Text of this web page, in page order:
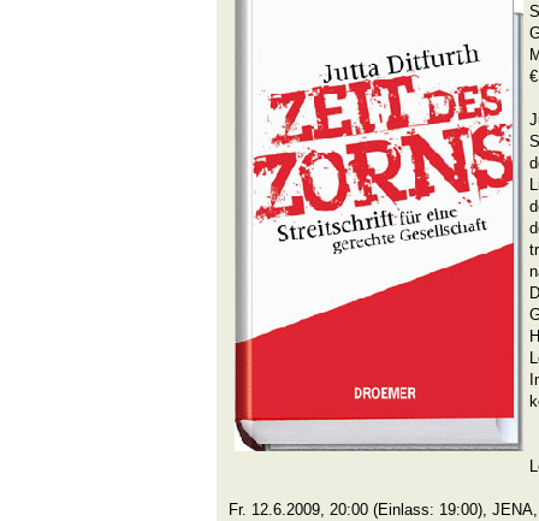
Fr. 12.6.2009, 20:00 (Einlass: 19:00),